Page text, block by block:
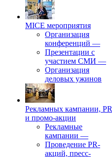
MICE мероприятия
Организация
конференций —
Презентации с
участием СМИ —
Организация
деловых ужинов
Рекламных кампании, PR
и промо-акции
Рекламные
кампании —
Проведение PR-
акций, пресс-